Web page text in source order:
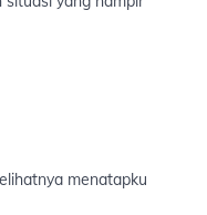
menatapku